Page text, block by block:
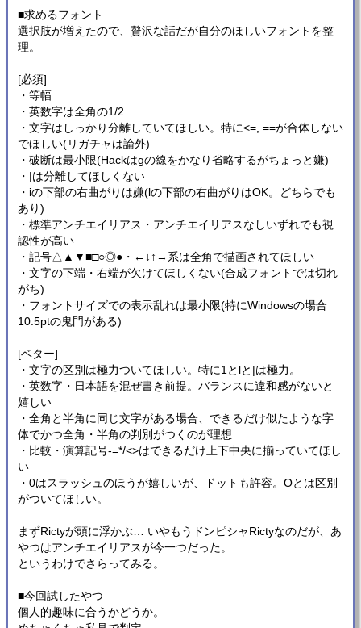
■求めるフォント
選択肢が増えたので、贅沢な話だが自分のほしいフォントを整
理。
[必須]
・等幅
・英数字は全角の1/2
・文字はしっかり分離していてほしい。特に<=, ==が合体しない
でほしい(リガチャは論外)
・破断は最小限(Hackはgの線をかなり省略するがちょっと嫌)
・|は分離してほしくない
・iの下部の右曲がりは嫌(lの下部の右曲がりはOK。どちらでも
あり)
・標準アンチエイリアス・アンチエイリアスなしいずれでも視
認性が高い
・記号△▲▼■□○◎●・←↓↑→系は全角で描画されてほしい
・文字の下端・右端が欠けてほしくない(合成フォントでは切れ
がち)
・フォントサイズでの表示乱れは最小限(特にWindowsの場合
10.5ptの鬼門がある)
[ベター]
・文字の区別は極力ついてほしい。特に1とlと|は極力。
・英数字・日本語を混ぜ書き前提。バランスに違和感がないと
嬉しい
・全角と半角に同じ文字がある場合、できるだけ似たような字
体でかつ全角・半角の判別がつくのが理想
・比較・演算記号-=*/<>はできるだけ上下中央に揃っていてほし
い
・0はスラッシュのほうが嬉しいが、ドットも許容。Oとは区別
がついてほしい。
まずRictyが頭に浮かぶ… いやもうドンピシャRictyなのだが、あ
やつはアンチエイリアスが今一つだった。
というわけでさらってみる。
■今回試したやつ
個人的趣味に合うかどうか。